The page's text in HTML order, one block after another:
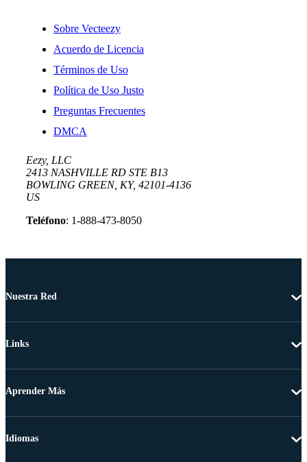
Sobre Vecteezy
Acuerdo de Licencia
Términos de Uso
Política de Uso Justo
Preguntas Frecuentes
DMCA
Eezy, LLC
2413 NASHVILLE RD STE B13
BOWLING GREEN, KY, 42101-4136
US
Teléfono: 1-888-473-8050
Nuestra Red
Links
Aprender Más
Idiomas